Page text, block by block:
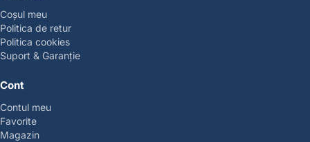
Coșul meu
Politica de retur
Politica cookies
Suport & Garanție
Cont
Contul meu
Favorite
Magazin